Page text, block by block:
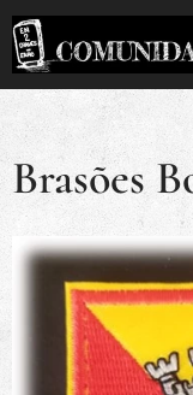
Brasões